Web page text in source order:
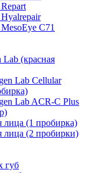
C71
Lab (красная
Lab Cellular
Lab ACR-C Plus
лица (1 пробирка)
лица (2 пробирки)
губ